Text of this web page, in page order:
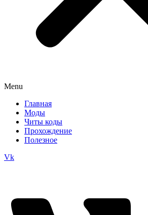
Menu
Главная
Моды
Читы коды
Прохождение
Полезное
Vk